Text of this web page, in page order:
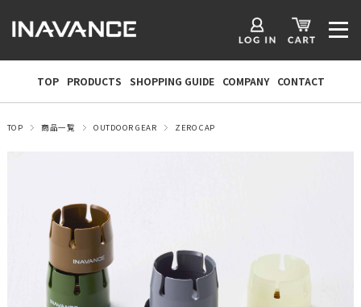
TOP PRODUCTS SHOPPING GUIDE COMPANY CONTACT
TOP 商品一覧 OUTDOOR GEAR ZERO CAP